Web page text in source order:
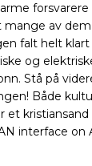
forsvarere
av
falt helt
og
Stå på
Både
et
interface